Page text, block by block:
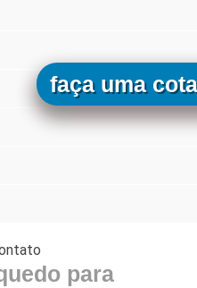
para
faça uma